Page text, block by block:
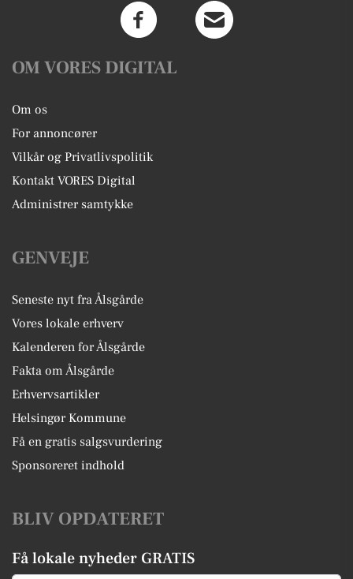
OM VORES DIGITAL
Om os
For annoncører
Vilkår og Privatlivspolitik
Kontakt VORES Digital
Administrer samtykke
GENVEJE
Seneste nyt fra Ålsgårde
Vores lokale erhverv
Kalenderen for Ålsgårde
Fakta om Ålsgårde
Erhvervsartikler
Helsingør Kommune
Få en gratis salgsvurdering
Sponsoreret indhold
BLIV OPDATERET
Få lokale nyheder GRATIS